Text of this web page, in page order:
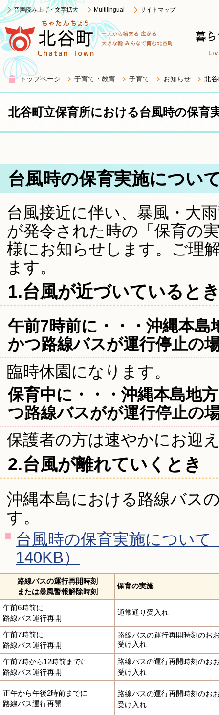
音声読み上げ・文字拡大 Multilingual サイトマップ
トップページ 子育て・教育 子育て お知らせ 北
北谷町立保育所における台風時の保育
台風時の保育実施につい
台風接近に伴い、暴風・大
が発令された時の「保育の
様にお知らせします。ご理
ます。
1.台風が近づいていると
午前7時前に・・・沖縄本
かつ路線バスが運行停止の
臨時休園になります。
保育中に・・・沖縄本島地
つ路線バスがが運行停止の
保護者の方は速やかにお迎
2.台風が離れていくとき
沖縄本島における路線バス
す。
台風時の保育実施につい
140KB）
路線バスの運行再開時刻
または暴風警報解除時刻
保育の実施
午前6時前に
路線バス運行再開
通常通り受入れ
午前7時前に
路線バス運行再開
路線バスの運行再開時刻のお
受け入れ
午前7時から12時前までに
路線バス運行再開
路線バスの運行再開時刻のお
受け入れ
正午から午後2時前までに
路線バス運行再開
路線バスの運行再開時刻のお
受け入れ